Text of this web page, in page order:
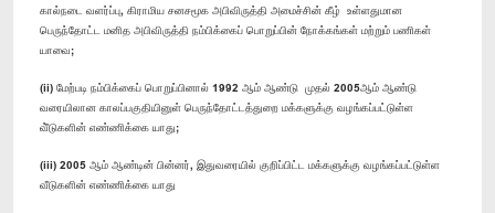
கால்நடை வளர்ப்பு, கிராமிய சனசமூக அபிவிருத்தி அமைச்சின் கீழ் உள்ளதுமான
பெருந்தோட்ட மனித அபிவிருத்தி நம்பிக்கைப் பொறுப்பின் நோக்கங்கள் மற்றும் பணிகள்
யாவை;
(ii) மேற்படி நம்பிக்கைப் பொறுப்பினால் 1992 ஆம் ஆண்டு முதல் 2005ஆம் ஆண்டு
வரையிலான காலப்பகுதியினுள் பெருந்தோட்டத்துறை மக்களுக்கு வழங்கப்பட்டுள்ள
வீ்டுகளின் எண்ணிக்கை யாது;
(iii) 2005 ஆம் ஆண்டின் பின்னர், இதுவரையில் குறிப்பிட்ட மக்களுக்கு வழங்கப்பட்டுள்ள
வீடுகளின் எண்ணிக்கை யாது